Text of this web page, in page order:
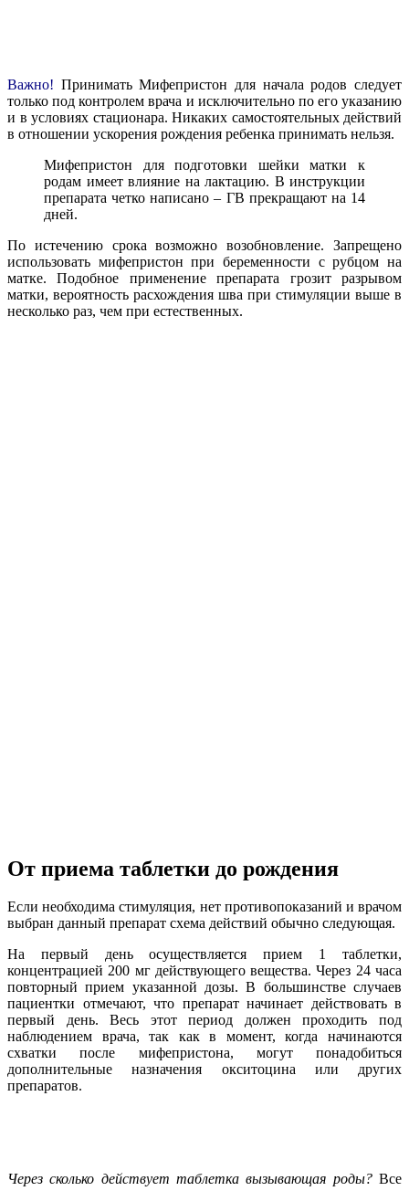
Важно! Принимать Мифепристон для начала родов следует
только под контролем врача и исключительно по его указанию
и в условиях стационара. Никаких самостоятельных действий
в отношении ускорения рождения ребенка принимать нельзя.
Мифепристон для подготовки шейки матки к
родам имеет влияние на лактацию. В инструкции
препарата четко написано – ГВ прекращают на 14
дней.
По истечению срока возможно возобновление. Запрещено
использовать мифепристон при беременности с рубцом на
матке. Подобное применение препарата грозит разрывом
матки, вероятность расхождения шва при стимуляции выше в
несколько раз, чем при естественных.
От приема таблетки до рождения
Если необходима стимуляция, нет противопоказаний и врачом
выбран данный препарат схема действий обычно следующая.
На первый день осуществляется прием 1 таблетки,
концентрацией 200 мг действующего вещества. Через 24 часа
повторный прием указанной дозы. В большинстве случаев
пациентки отмечают, что препарат начинает действовать в
первый день. Весь этот период должен проходить под
наблюдением врача, так как в момент, когда начинаются
схватки после мифепристона, могут понадобиться
дополнительные назначения окситоцина или других
препаратов.
Через сколько действует таблетка вызывающая роды?Все